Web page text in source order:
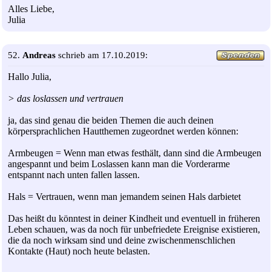
Alles Liebe,
Julia
52. Andreas schrieb am 17.10.2019:
Hallo Julia,
> das loslassen und vertrauen
ja, das sind genau die beiden Themen die auch deinen
körpersprachlichen Hautthemen zugeordnet werden können:
Armbeugen = Wenn man etwas festhält, dann sind die Armbeugen
angespannt und beim Loslassen kann man die Vorderarme
entspannt nach unten fallen lassen.
Hals = Vertrauen, wenn man jemandem seinen Hals darbietet
Das heißt du könntest in deiner Kindheit und eventuell in früheren
Leben schauen, was da noch für unbefriedete Ereignise existieren,
die da noch wirksam sind und deine zwischenmenschlichen
Kontakte (Haut) noch heute belasten.